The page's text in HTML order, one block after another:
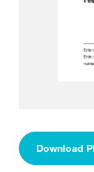
Download